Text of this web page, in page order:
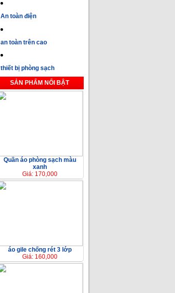
An toàn điện
an toàn trên cao
thiết bị phòng sạch
SẢN PHẨM NỔI BẬT
Quần áo phòng sạch màu
xanh
Giá: 170,000
áo gile chống rét 3 lớp
Giá: 160,000